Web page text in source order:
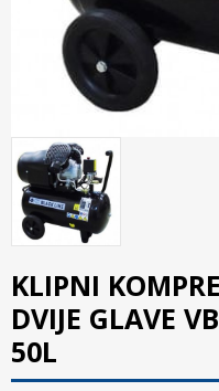
KLIPNI
DVIJE GLAVE
50L